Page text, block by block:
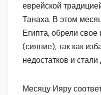
еврейской
Танаха. В этом
Египта, обрели
(сияние), так как
недостатков и
Месяцу Ияру